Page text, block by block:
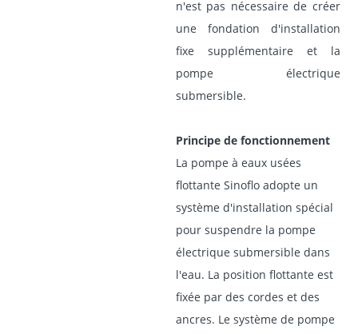
n'est pas nécessaire de créer
une fondation d'installation
fixe supplémentaire et la
pompe électrique
submersible.
Principe de fonctionnement
La pompe à eaux usées
flottante Sinoflo adopte un
système d'installation spécial
pour suspendre la pompe
électrique submersible dans
l'eau. La position flottante est
fixée par des cordes et des
ancres. Le système de pompe